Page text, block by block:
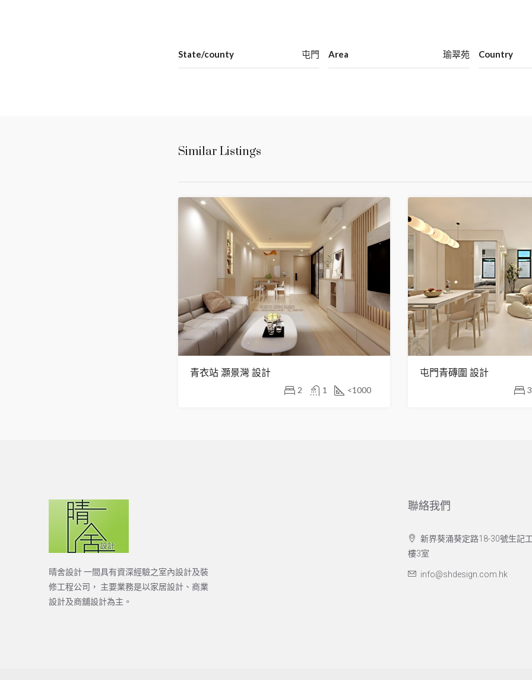
State/county 屯門 Area 瑜翠苑 Country
Similar Listings
青衣站 灝景灣 設計
2 1 <1000
屯門青磚圍 設計
3
晴舍設計 一間具有資深經驗之室內設計及裝
修工程公司， 主要業務是以家居設計、商業
設計及商舖設計為主。
聯絡我們
新界葵涌葵定路18-30號生記
樓3室
info@shdesign.com.hk